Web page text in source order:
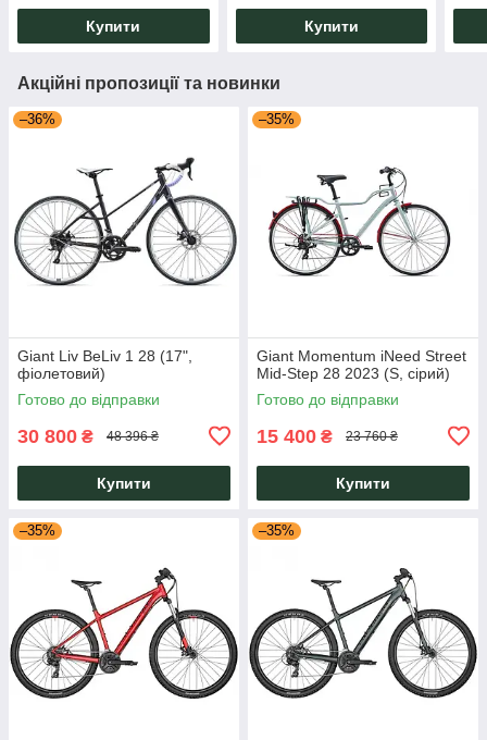
Купити Купити
Акційні пропозиції та новинки
–36%
Giant Liv BeLiv 1 28 (17",
фіолетовий)
Готово до відправки
30 800 ₴ 48 396 ₴
Купити
–35%
Giant Momentum iNeed Street
Mid-Step 28 2023 (S, сірий)
Готово до відправки
15 400 ₴ 23 760 ₴
Купити
–35% –35%